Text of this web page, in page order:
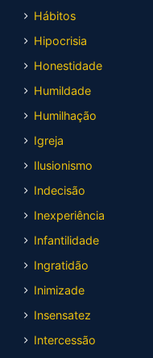
Hábitos
Hipocrisia
Honestidade
Humildade
Humilhação
Igreja
Ilusionismo
Indecisão
Inexperiência
Infantilidade
Ingratidão
Inimizade
Insensatez
Intercessão